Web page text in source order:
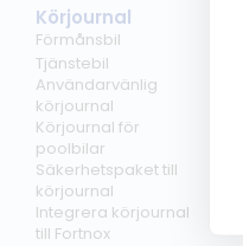
Körjournal
Förmånsbil
Tjänstebil
Användarvänlig
körjournal
Körjournal för
poolbilar
Säkerhetspaket till
körjournal
Integrera körjournal
till Fortnox